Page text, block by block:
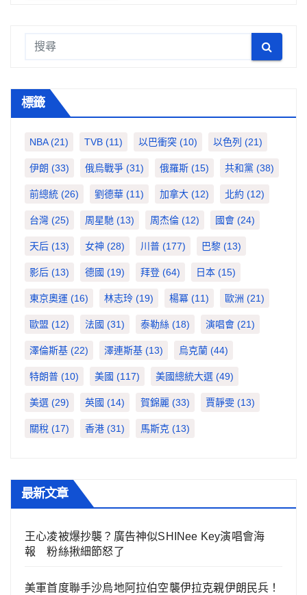
標籤
NBA(21) TVB (11) 以巴衝突 (10) 以色列 (21)
伊朗 (33) 俄烏戰爭 (31) 俄羅斯 (15) 共和黨 (38)
前總統 (26) 劉德華 (11) 加拿大 (12) 北約 (12)
台灣 (25) 周星馳 (13) 周杰倫 (12) 國會 (24)
天后 (13) 女神 (28) 川普 (177) 巴黎 (13)
影后 (13) 德國 (19) 拜登 (64) 日本 (15)
東京奧運 (16) 林志玲 (19) 楊冪 (11) 歐洲 (21)
歐盟 (12) 法國 (31) 泰勒絲 (18) 演唱會 (21)
澤倫斯基 (22) 澤連斯基 (13) 烏克蘭 (44)
特朗普 (10) 美國 (117) 美國總統大選 (49)
美選 (29) 英國 (14) 賀錦麗 (33) 賈靜雯 (13)
關稅 (17) 香港 (31) 馬斯克 (13)
最新文章
王心凌被爆抄襲？廣告神似SHINee Key演唱會海
報 粉絲揪細節怒了
美軍首度聯手沙烏地阿拉伯空襲伊拉克親伊朗民兵！